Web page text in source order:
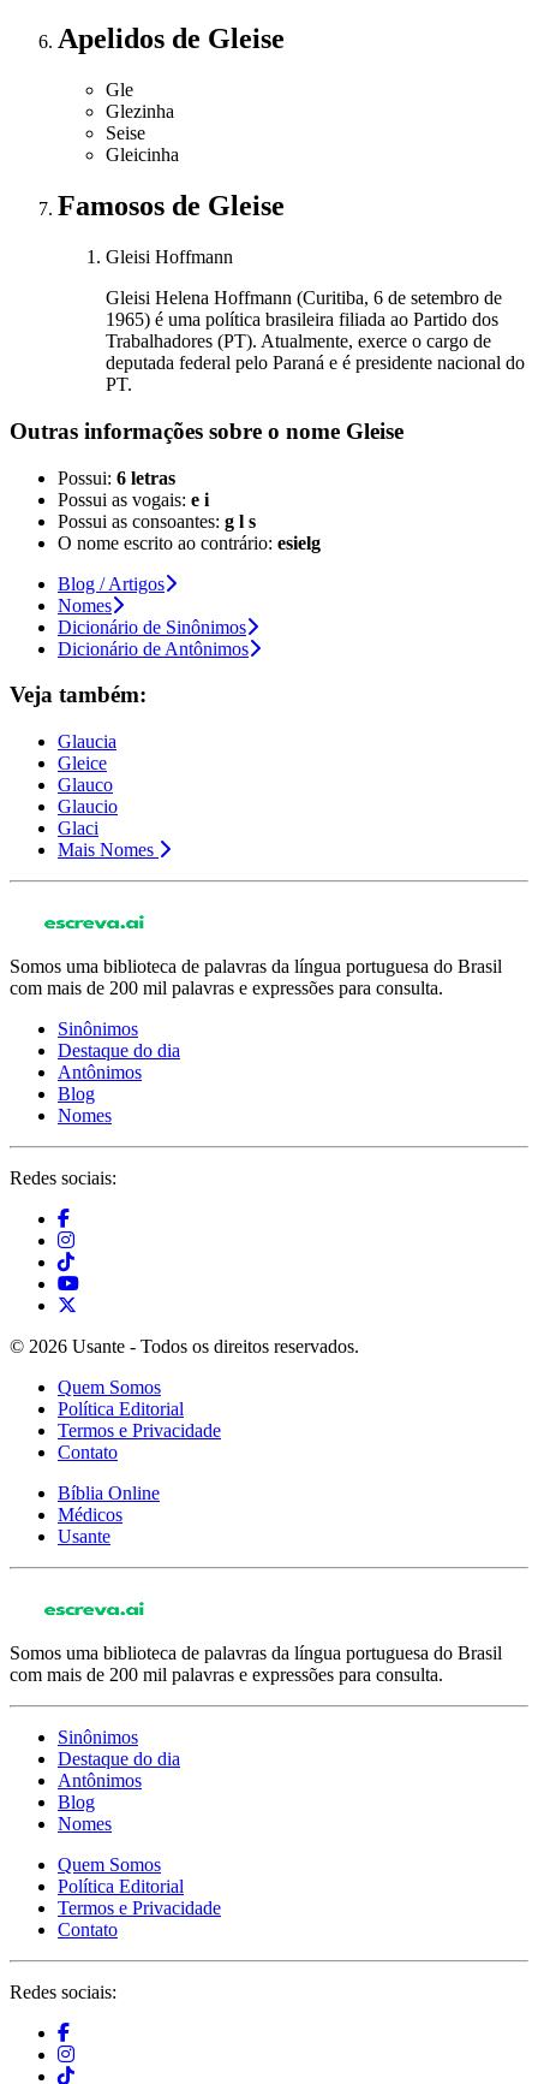
Apelidos de Gleise
Gle
Glezinha
Seise
Gleicinha
Famosos de Gleise
Gleisi Hoffmann
Gleisi Helena Hoffmann (Curitiba, 6 de setembro de
1965) é uma política brasileira filiada ao Partido dos
Trabalhadores (PT). Atualmente, exerce o cargo de
deputada federal pelo Paraná e é presidente nacional do
PT.
Outras informações sobre o nome Gleise
Possui: 6 letras
Possui as vogais: e i
Possui as consoantes: g l s
O nome escrito ao contrário: esielg
Blog / Artigos
Nomes
Dicionário de Sinônimos
Dicionário de Antônimos
Veja também:
Glaucia
Gleice
Glauco
Glaucio
Glaci
Mais Nomes
Somos uma biblioteca de palavras da língua portuguesa do Brasil
com mais de 200 mil palavras e expressões para consulta.
Sinônimos
Destaque do dia
Antônimos
Blog
Nomes
Redes sociais:
© 2026 Usante - Todos os direitos reservados.
Quem Somos
Política Editorial
Termos e Privacidade
Contato
Bíblia Online
Médicos
Usante
Somos uma biblioteca de palavras da língua portuguesa do Brasil
com mais de 200 mil palavras e expressões para consulta.
Sinônimos
Destaque do dia
Antônimos
Blog
Nomes
Quem Somos
Política Editorial
Termos e Privacidade
Contato
Redes sociais: